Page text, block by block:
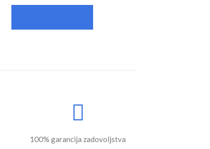
100% garancija zadovoljstva